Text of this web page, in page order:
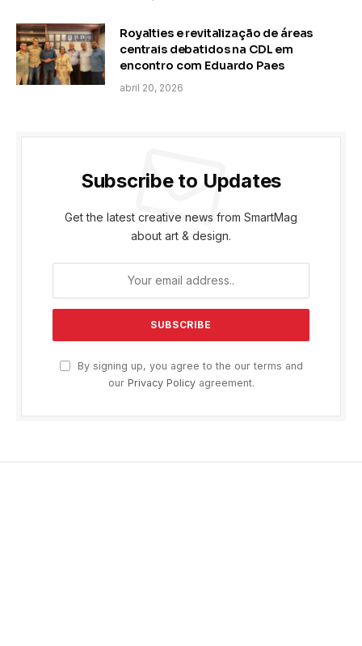
Royalties e revitalização de áreas
centrais debatidos na CDL em
encontro com Eduardo Paes
abril 20, 2026
Subscribe to Updates
Get the latest creative news from SmartMag
about art & design.
By signing up, you agree to the our terms and
our Privacy Policyagreement.